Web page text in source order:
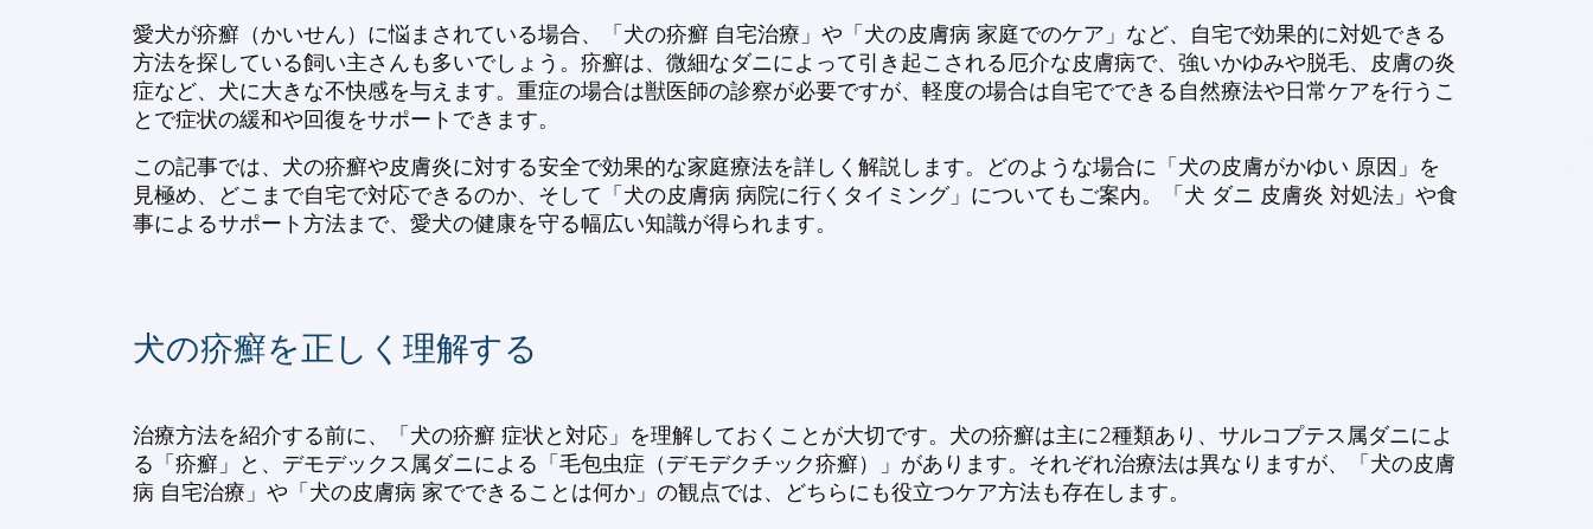
愛犬が疥癬（かいせん）に悩まされている場合、「犬の疥癬 自宅治療」や「犬の皮膚病 家庭でのケア」など、自宅で効果的に対処できる
方法を探している飼い主さんも多いでしょう。疥癬は、微細なダニによって引き起こされる厄介な皮膚病で、強いかゆみや脱毛、皮膚の炎
症など、犬に大きな不快感を与えます。重症の場合は獣医師の診察が必要ですが、軽度の場合は自宅でできる自然療法や日常ケアを行うこ
とで症状の緩和や回復をサポートできます。
この記事では、犬の疥癬や皮膚炎に対する安全で効果的な家庭療法を詳しく解説します。どのような場合に「犬の皮膚がかゆい 原因」を
見極め、どこまで自宅で対応できるのか、そして「犬の皮膚病 病院に行くタイミング」についてもご案内。「犬 ダニ 皮膚炎 対処法」や食
事によるサポート方法まで、愛犬の健康を守る幅広い知識が得られます。
犬の疥癬を正しく理解する
治療方法を紹介する前に、「犬の疥癬 症状と対応」を理解しておくことが大切です。犬の疥癬は主に2種類あり、サルコプテス属ダニによ
る「疥癬」と、デモデックス属ダニによる「毛包虫症（デモデクチック疥癬）」があります。それぞれ治療法は異なりますが、「犬の皮膚
病 自宅治療」や「犬の皮膚病 家でできることは何か」の観点では、どちらにも役立つケア方法も存在します。